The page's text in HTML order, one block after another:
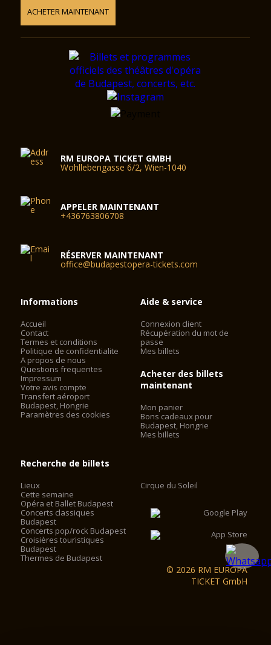
ACHETER MAINTENANT
RM EUROPA TICKET GMBH
Wohllebengasse 6/2, Wien-1040
APPELER MAINTENANT
+436763806708
RÉSERVER MAINTENANT
office@budapestopera-tickets.com
Informations
Accueil
Contact
Termes et conditions
Politique de confidentialite
A propos de nous
Questions frequentes
Impressum
Votre avis compte
Transfert aéroport
Budapest, Hongrie
Paramètres des cookies
Aide & service
Connexion client
Récupération du mot de
passe
Mes billets
Acheter des billets
maintenant
Mon panier
Bons cadeaux pour
Budapest, Hongrie
Mes billets
Recherche de billets
Lieux
Cette semaine
Opéra et Ballet Budapest
Concerts classiques
Budapest
Concerts pop/rock Budapest
Croisières touristiques
Budapest
Thermes de Budapest
Cirque du Soleil
© 2026 RM EUROPA
TICKET GmbH